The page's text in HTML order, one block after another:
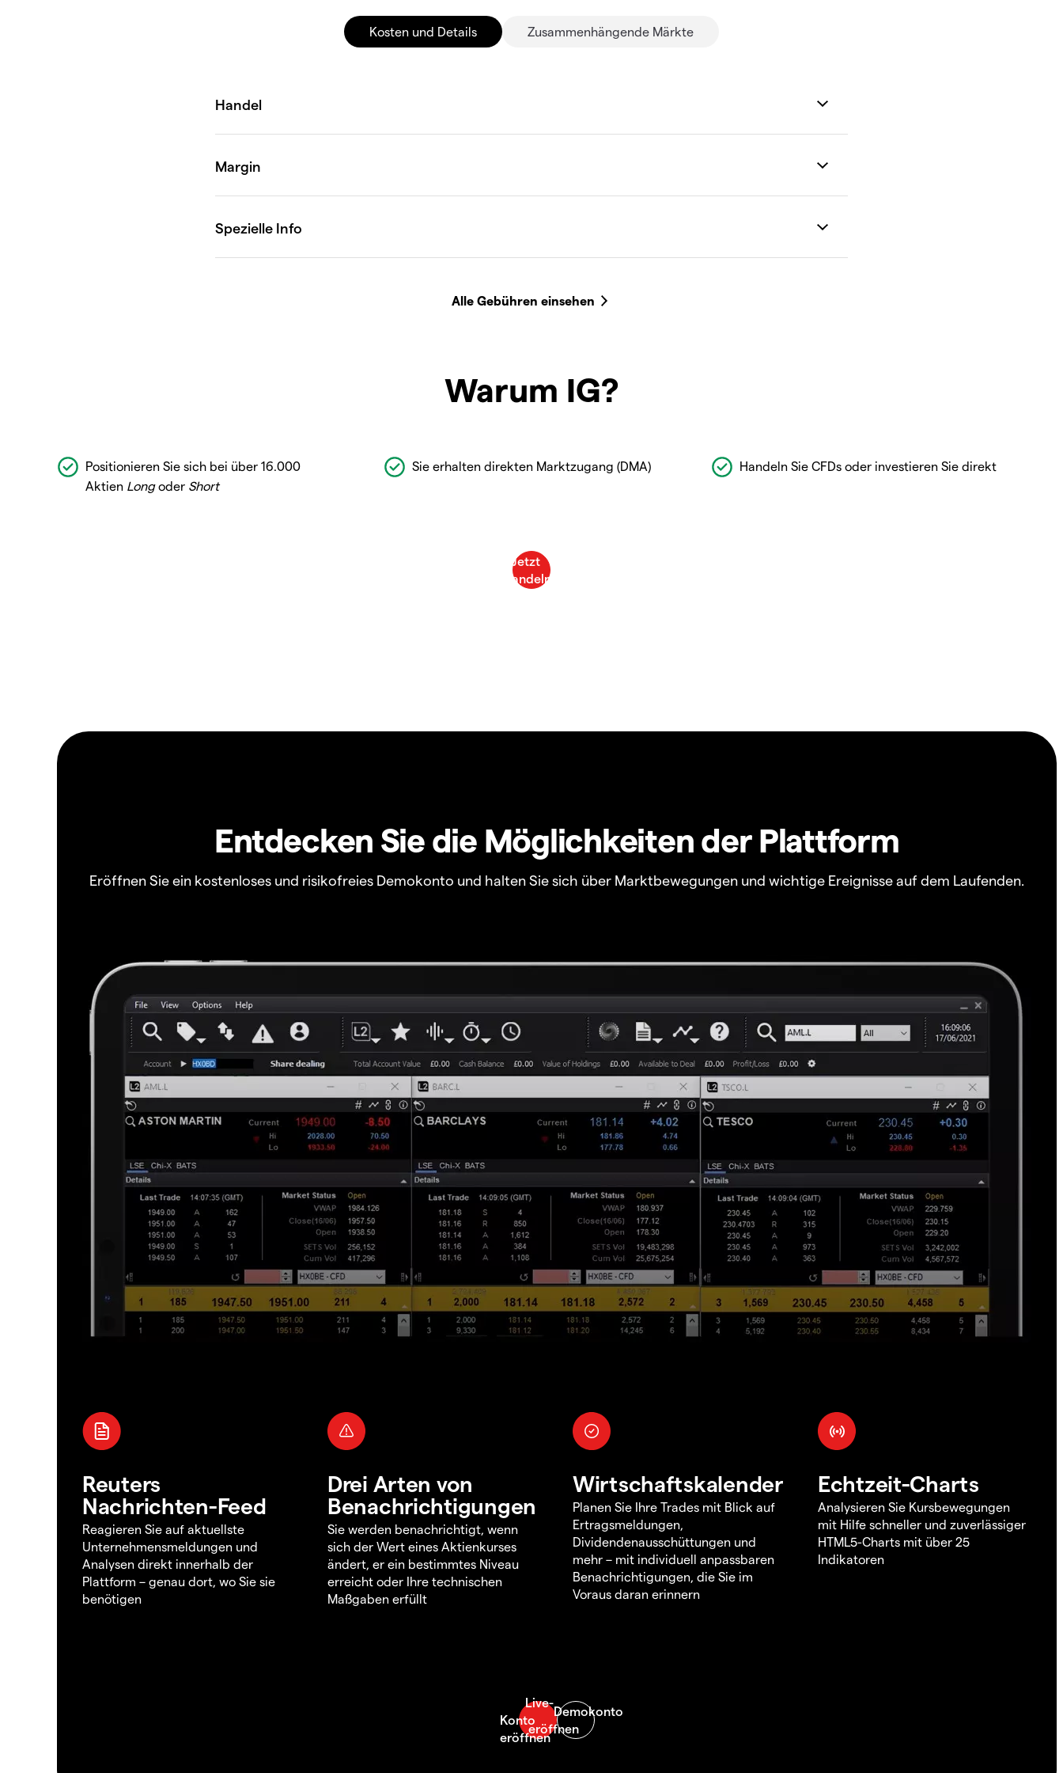
Kosten und Details Zusammenhängende Märkte
Warum IG?
Positionieren Sie sich bei über 16.000
Aktien Longoder Short
Sie erhalten direkten Marktzugang (DMA) Handeln Sie CFDs oder investieren Sie direkt
Entdecken Sie die Möglichkeiten der Plattform
Eröffnen Sie ein kostenloses und risikofreies Demokonto und halten Sie sich über Marktbewegungen und wichtige Ereignisse auf dem Laufenden.
Reuters
Nachrichten-Feed
Reagieren Sie auf aktuellste
Unternehmensmeldungen und
Analysen direkt innerhalb der
Plattform – genau dort, wo Sie sie
benötigen
Drei Arten von
Benachrichtigungen
Sie werden benachrichtigt, wenn
sich der Wert eines Aktienkurses
ändert, er ein bestimmtes Niveau
erreicht oder Ihre technischen
Maßgaben erfüllt
Wirtschaftskalender
Planen Sie Ihre Trades mit Blick auf
Ertragsmeldungen,
Dividendenausschüttungen und
mehr – mit individuell anpassbaren
Benachrichtigungen, die Sie im
Voraus daran erinnern
Echtzeit-Charts
Analysieren Sie Kursbewegungen
mit Hilfe schneller und zuverlässiger
HTML5-Charts mit über 25
Indikatoren